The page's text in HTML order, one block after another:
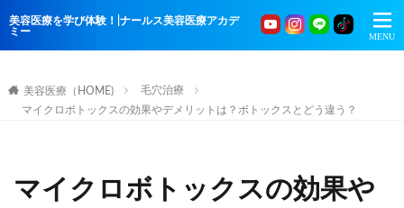
美容医療を学び体験！|ナールス美容医療アカデ
ミー
美容医療（HOME)
毛穴治療
マイクロボトックスの効果やデメリットは？ボトックスとどう違う？
マイクロボトックスの効果や